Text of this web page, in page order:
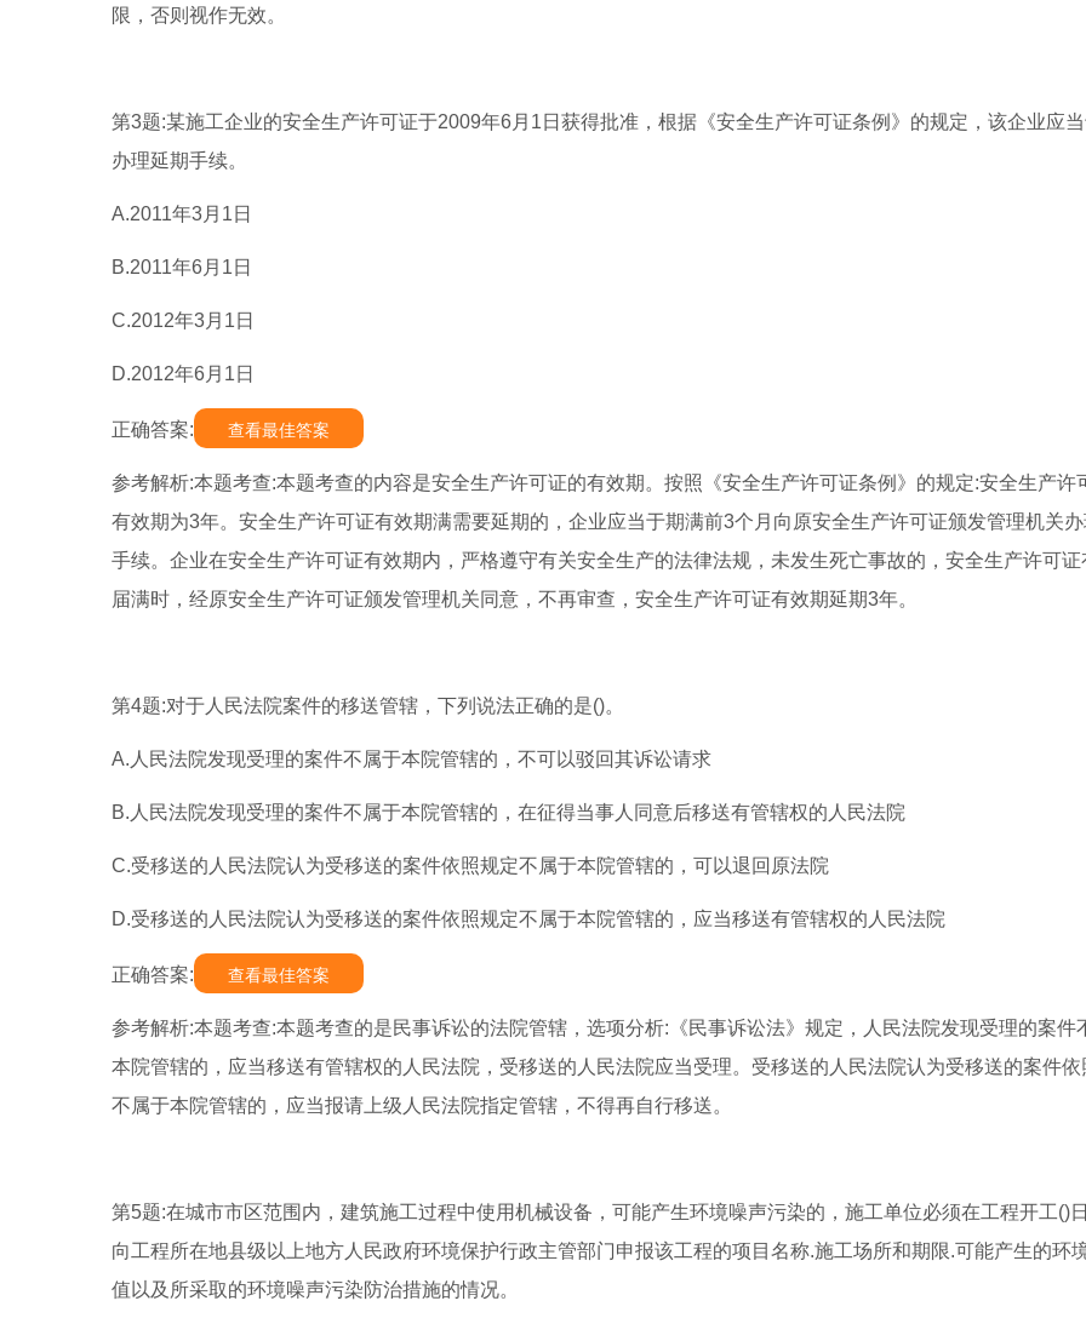
限，否则视作无效。
第3题:某施工企业的安全生产许可证于2009年6月1日获得批准，根据《安全生产许可证条例》的规定，该企业应
办理延期手续。
A.2011年3月1日
B.2011年6月1日
C.2012年3月1日
D.2012年6月1日
正确答案: 查看最佳答案
参考解析:本题考查:本题考查的内容是安全生产许可证的有效期。按照《安全生产许可证条例》的规定:安全生产许
有效期为3年。安全生产许可证有效期满需要延期的，企业应当于期满前3个月向原安全生产许可证颁发管理机关
手续。企业在安全生产许可证有效期内，严格遵守有关安全生产的法律法规，未发生死亡事故的，安全生产许可证
届满时，经原安全生产许可证颁发管理机关同意，不再审查，安全生产许可证有效期延期3年。
第4题:对于人民法院案件的移送管辖，下列说法正确的是()。
A.人民法院发现受理的案件不属于本院管辖的，不可以驳回其诉讼请求
B.人民法院发现受理的案件不属于本院管辖的，在征得当事人同意后移送有管辖权的人民法院
C.受移送的人民法院认为受移送的案件依照规定不属于本院管辖的，可以退回原法院
D.受移送的人民法院认为受移送的案件依照规定不属于本院管辖的，应当移送有管辖权的人民法院
正确答案: 查看最佳答案
参考解析:本题考查:本题考查的是民事诉讼的法院管辖，选项分析:《民事诉讼法》规定，人民法院发现受理的案件
本院管辖的，应当移送有管辖权的人民法院，受移送的人民法院应当受理。受移送的人民法院认为受移送的案件依
不属于本院管辖的，应当报请上级人民法院指定管辖，不得再自行移送。
第5题:在城市市区范围内，建筑施工过程中使用机械设备，可能产生环境噪声污染的，施工单位必须在工程开工()
向工程所在地县级以上地方人民政府环境保护行政主管部门申报该工程的项目名称.施工场所和期限.可能产生的环
值以及所采取的环境噪声污染防治措施的情况。